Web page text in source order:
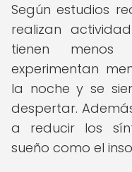
Según estudios
realizan
tienen menos
experimentan
la noche y se
despertar.
a reducir los
sueño como el